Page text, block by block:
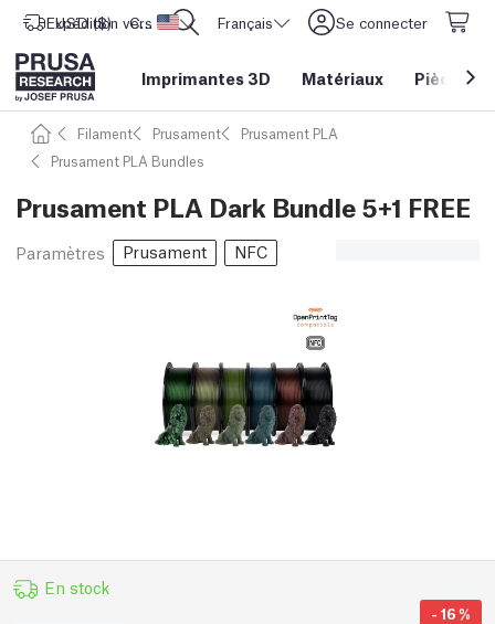
Expédition vers Etats-Unis d'Amérique
USD ($) CORE One L: Maintenant en stock ! Français Se connecter
Imprimantes 3D Matériaux Pièces&
Filament Prusament
Prusament PLA
Prusament PLA Bundles
Prusament PLA Dark Bundle 5+1 FREE
Paramètres Prusament NFC
En stock
- 16%